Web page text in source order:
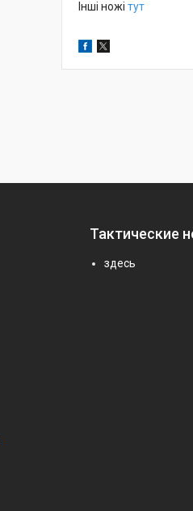
Інші ножі тут
Тактические
здесь